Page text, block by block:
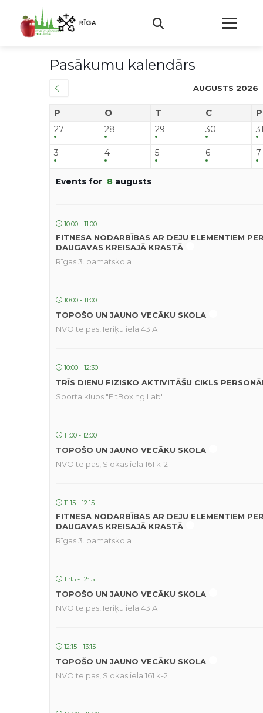
Pasākumu kalendārs
AUGUSTS 2026
P O T C
27 28 29 30
3 4 5 6 7
Events for 8 augusts
10:00 - 11:00
FITNESA NODARBĪBAS AR DEJU ELEMENTIEM
DAUGAVAS KREISAJĀ KRASTĀ
Rīgas 3. pamatskola
10:00 - 11:00
TOPOŠO UN JAUNO VECĀKU SKOLA
NVO telpas, Ieriķu iela 43 A
10:00 - 12:30
TRĪS DIENU FIZISKO AKTIVITĀŠU CIKLS
Sporta klubs "FitBoxing Lab"
11:00 - 12:00
TOPOŠO UN JAUNO VECĀKU SKOLA
NVO telpas, Slokas iela 161 k-2
11:15 - 12:15
FITNESA NODARBĪBAS AR DEJU ELEMENTIEM
DAUGAVAS KREISAJĀ KRASTĀ
Rīgas 3. pamatskola
11:15 - 12:15
TOPOŠO UN JAUNO VECĀKU SKOLA
NVO telpas, Ieriķu iela 43 A
12:15 - 13:15
TOPOŠO UN JAUNO VECĀKU SKOLA
NVO telpas, Slokas iela 161 k-2